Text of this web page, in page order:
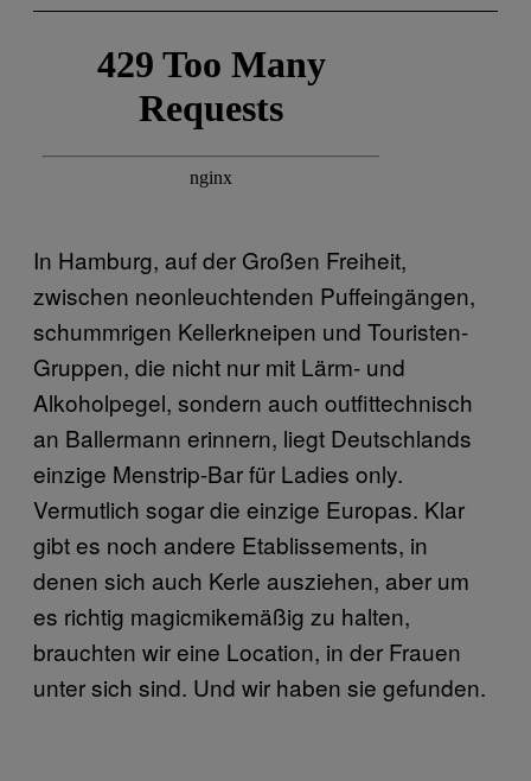
In Hamburg, auf der Großen Freiheit,
zwischen neonleuchtenden Puffeingängen,
schummrigen Kellerkneipen und Touristen-
Gruppen, die nicht nur mit Lärm- und
Alkoholpegel, sondern auch outfittechnisch
an Ballermann erinnern, liegt Deutschlands
einzige Menstrip-Bar für Ladies only.
Vermutlich sogar die einzige Europas. Klar
gibt es noch andere Etablissements, in
denen sich auch Kerle ausziehen, aber um
es richtig magicmikemäßig zu halten,
brauchten wir eine Location, in der Frauen
unter sich sind. Und wir haben sie gefunden.